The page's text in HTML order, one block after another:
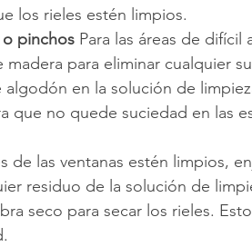
los rieles estén limpios.
pinchos Para las áreas de difícil
para eliminar cualquier
en la solución de
que no quede suciedad en las
de las ventanas estén limpios,
residuo de la solución de
seco para secar los rieles.